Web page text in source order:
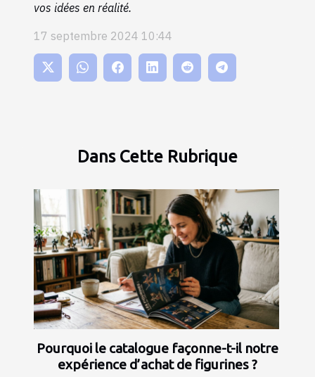
vos idées en réalité.
17 septembre 2024 10:44
Dans Cette Rubrique
Pourquoi le catalogue façonne-t-il notre
expérience d’achat de figurines ?